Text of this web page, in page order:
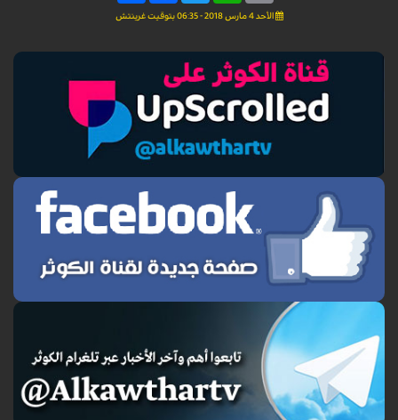
الأحد 4 مارس 2018 - 06:35 بتوقيت غرينتش